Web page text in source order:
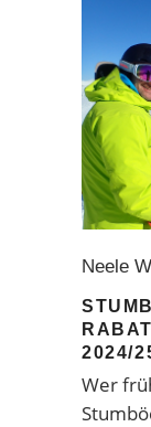
Neele
2024/
Wer